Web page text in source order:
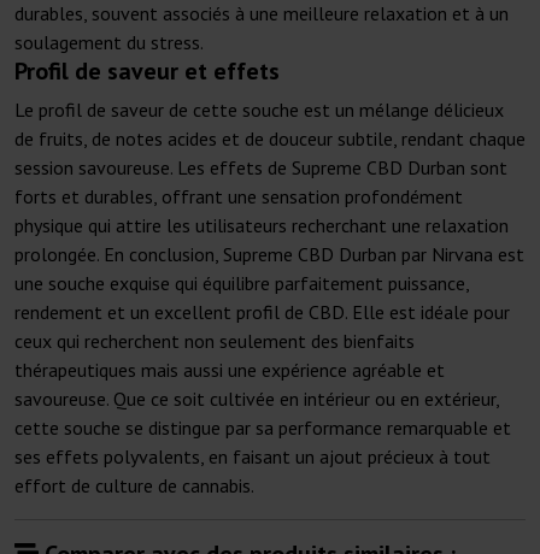
durables, souvent associés à une meilleure relaxation et à un
soulagement du stress.
Profil de saveur et effets
Le profil de saveur de cette souche est un mélange délicieux
de fruits, de notes acides et de douceur subtile, rendant chaque
session savoureuse. Les effets de Supreme CBD Durban sont
forts et durables, offrant une sensation profondément
physique qui attire les utilisateurs recherchant une relaxation
prolongée. En conclusion, Supreme CBD Durban par Nirvana est
une souche exquise qui équilibre parfaitement puissance,
rendement et un excellent profil de CBD. Elle est idéale pour
ceux qui recherchent non seulement des bienfaits
thérapeutiques mais aussi une expérience agréable et
savoureuse. Que ce soit cultivée en intérieur ou en extérieur,
cette souche se distingue par sa performance remarquable et
ses effets polyvalents, en faisant un ajout précieux à tout
effort de culture de cannabis.